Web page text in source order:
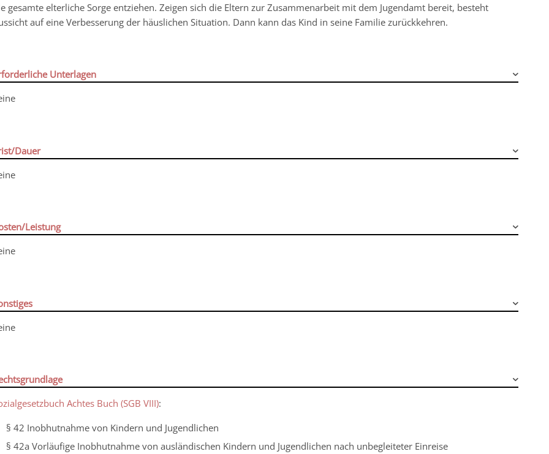
gesamte elterliche Sorge entziehen. Zeigen sich die Eltern zur Zusammenarbeit mit dem Jugendamt bereit, besteht
auf eine Verbesserung der häuslichen Situation. Dann kann das Kind in seine Familie zurückkehren.
Unterlagen
Dauer
Leistung
Achtes Buch (SGB VIII):
§ 42 Inobhutnahme von Kindern und Jugendlichen
§ 42a Vorläufige Inobhutnahme von ausländischen Kindern und Jugendlichen nach unbegleiteter Einreise